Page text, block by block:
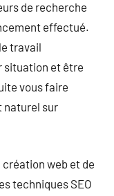
de recherche
effectué.
travail
situation et être
vous faire
naturel sur
création web et de
techniques SEO